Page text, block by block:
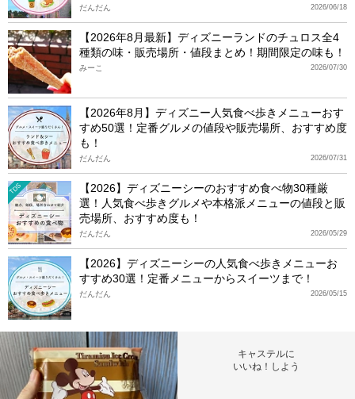
2026/06/18
だんだん
【2026年8月最新】ディズニーランドのチュロス全4
種類の味・販売場所・値段まとめ！期間限定の味も！
2026/07/30
みーこ
【2026年8月】ディズニー人気食べ歩きメニューおす
すめ50選！定番グルメの値段や販売場所、おすすめ度
も！
2026/07/31
だんだん
TDS
【2026】ディズニーシーのおすすめ食べ物30種厳
選！人気食べ歩きグルメや本格派メニューの値段と販
売場所、おすすめ度も！
2026/05/29
だんだん
【2026】ディズニーシーの人気食べ歩きメニューお
すすめ30選！定番メニューからスイーツまで！
2026/05/15
だんだん
キャステルに
いいね！しよう